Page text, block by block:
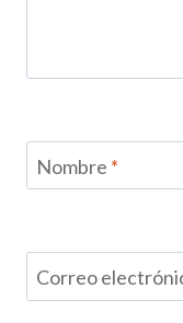
Nombre *
Correo